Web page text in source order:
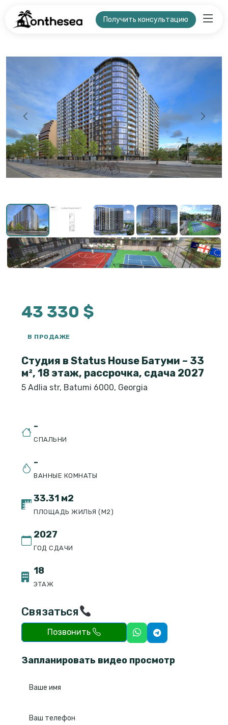
Получить консультацию
43 330 $
В ПРОДАЖЕ
Студия в Status House Батуми – 33
м², 18 этаж, рассрочка, сдача 2027
5 Adlia str, Batumi 6000, Georgia
-
СПАЛЬНИ
-
ВАННЫЕ КОМНАТЫ
33.31 м2
ПЛОЩАДЬ ЖИЛЬЯ (М2)
2027
ГОД СДАЧИ
18
ЭТАЖ
Связаться
Позвонить
Запланировать видео просмотр